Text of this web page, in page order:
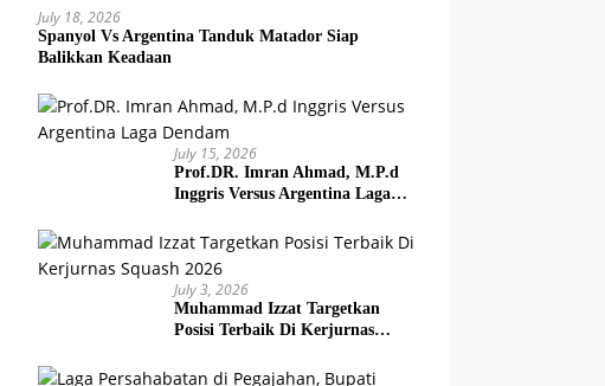
July 18, 2026
Spanyol Vs Argentina Tanduk Matador Siap
Balikkan Keadaan
July 15, 2026
Prof.DR. Imran Ahmad, M.P.d
Inggris Versus Argentina Laga
July 3, 2026
Muhammad Izzat Targetkan
Posisi Terbaik Di Kerjurnas